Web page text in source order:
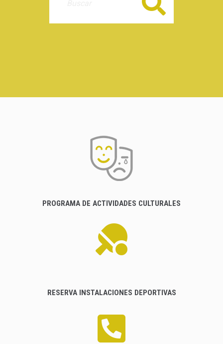
Buscar
PROGRAMA DE ACTIVIDADES CULTURALES
RESERVA INSTALACIONES DEPORTIVAS